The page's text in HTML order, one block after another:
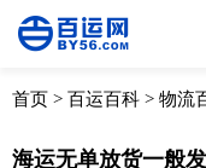
全部 物
首页 > 百运百科 > 物流
海运无单放货一般